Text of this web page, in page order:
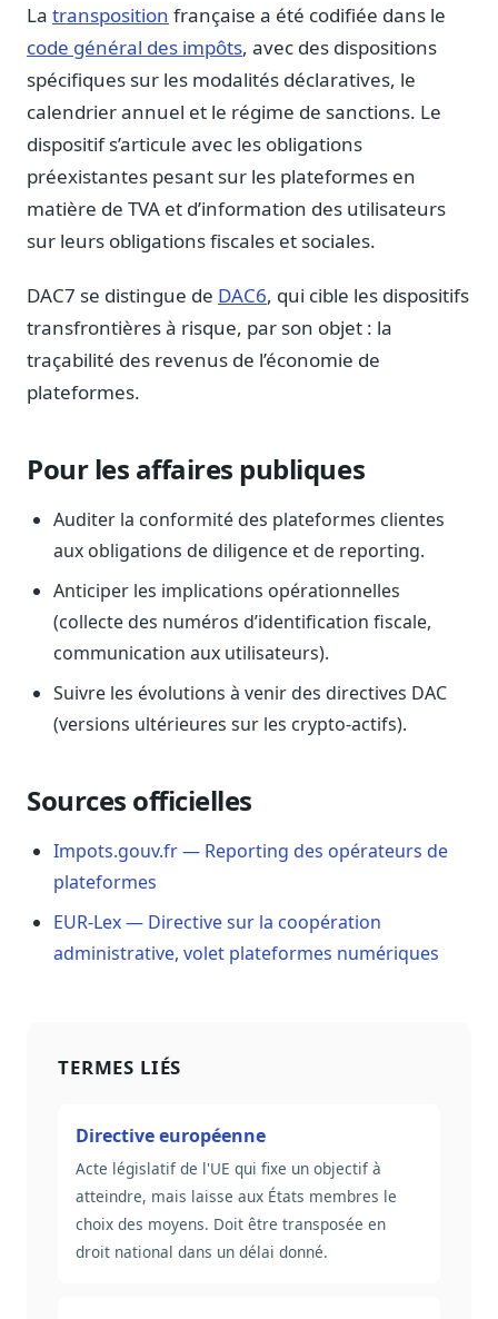
Sources couvertes
23 flux indexés
Nouveautés produit
Le changelog mensuel
Ils utilisent Legiwatch
Public Sénat, ONG, cabinets
Qui sommes-nous
Méthode, valeurs et équipe
Charte IA
Fiabilité, souveraineté, sobriété
Sécurité
Hébergement européen, RGPD
La transposition française a été codifiée dans le
code général des impôts, avec des dispositions
spécifiques sur les modalités déclaratives, le
calendrier annuel et le régime de sanctions. Le
dispositif s’articule avec les obligations
préexistantes pesant sur les plateformes en
matière de TVA et d’information des utilisateurs
sur leurs obligations fiscales et sociales.
DAC7 se distingue de DAC6, qui cible les dispositifs
transfrontières à risque, par son objet : la
traçabilité des revenus de l’économie de
plateformes.
Pour les affaires publiques
Auditer la conformité des plateformes clientes
aux obligations de diligence et de reporting.
Anticiper les implications opérationnelles
(collecte des numéros d’identification fiscale,
communication aux utilisateurs).
Suivre les évolutions à venir des directives DAC
(versions ultérieures sur les crypto-actifs).
Sources officielles
Impots.gouv.fr — Reporting des opérateurs de
plateformes
EUR-Lex — Directive sur la coopération
administrative, volet plateformes numériques
TERMES LIÉS
Directive européenne
Acte législatif de l'UE qui fixe un objectif à
atteindre, mais laisse aux États membres le
choix des moyens. Doit être transposée en
droit national dans un délai donné.